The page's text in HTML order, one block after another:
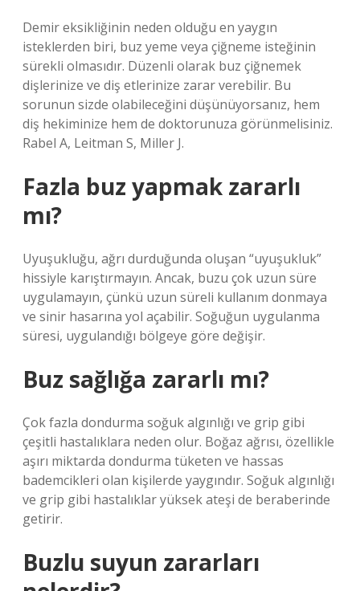
Demir eksikliğinin neden olduğu en yaygın
isteklerden biri, buz yeme veya çiğneme isteğinin
sürekli olmasıdır. Düzenli olarak buz çiğnemek
dişlerinize ve diş etlerinize zarar verebilir. Bu
sorunun sizde olabileceğini düşünüyorsanız, hem
diş hekiminize hem de doktorunuza görünmelisiniz.
Rabel A, Leitman S, Miller J.
Fazla buz yapmak zararlı
mı?
Uyuşukluğu, ağrı durduğunda oluşan “uyuşukluk”
hissiyle karıştırmayın. Ancak, buzu çok uzun süre
uygulamayın, çünkü uzun süreli kullanım donmaya
ve sinir hasarına yol açabilir. Soğuğun uygulanma
süresi, uygulandığı bölgeye göre değişir.
Buz sağlığa zararlı mı?
Çok fazla dondurma soğuk algınlığı ve grip gibi
çeşitli hastalıklara neden olur. Boğaz ağrısı, özellikle
aşırı miktarda dondurma tüketen ve hassas
bademcikleri olan kişilerde yaygındır. Soğuk algınlığı
ve grip gibi hastalıklar yüksek ateşi de beraberinde
getirir.
Buzlu suyun zararları